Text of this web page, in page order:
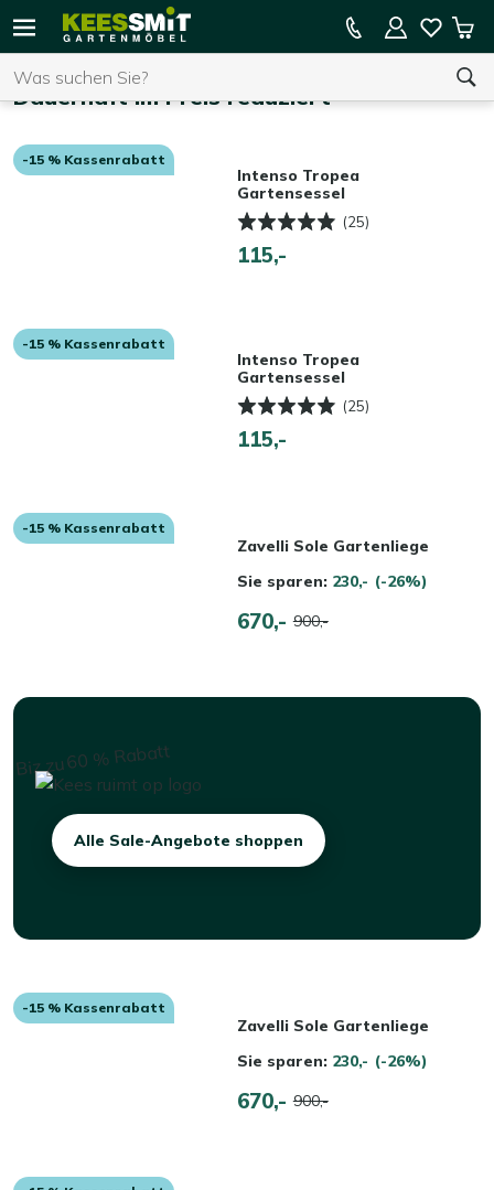
Sie haben keine Artikel in Ihrem Warenkorb.
15 % Kassenrabatt auf die gesamte Kollektion
Dauerhaft im Preis reduziert
-15 % Kassenrabatt
Intenso Tropea
Gartensessel
(25)
115,-
-15 % Kassenrabatt
Intenso Tropea
Gartensessel
(25)
115,-
-15 % Kassenrabatt
Zavelli Sole Gartenliege
Sie sparen: 230,- (-26%)
670,- 900,-
Alle Sale-Angebote shoppen
-15 % Kassenrabatt
Zavelli Sole Gartenliege
Sie sparen: 230,- (-26%)
670,- 900,-